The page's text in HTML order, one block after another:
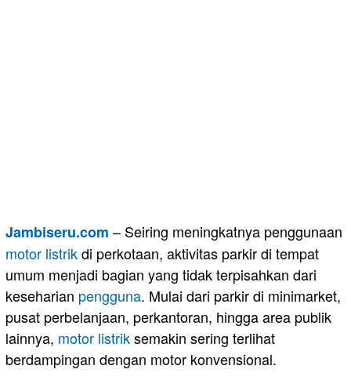
Jambiseru.com – Seiring meningkatnya penggunaan
motor listrikdi perkotaan, aktivitas parkir di tempat
umum menjadi bagian yang tidak terpisahkan dari
keseharian pengguna. Mulai dari parkir di minimarket,
pusat perbelanjaan, perkantoran, hingga area publik
lainnya, motor listriksemakin sering terlihat
berdampingan dengan motor konvensional.